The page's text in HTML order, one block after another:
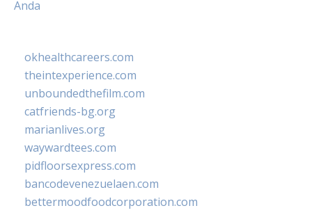
Anda
okhealthcareers.com
theintexperience.com
unboundedthefilm.com
catfriends-bg.org
marianlives.org
waywardtees.com
pidfloorsexpress.com
bancodevenezuelaen.com
bettermoodfoodcorporation.com